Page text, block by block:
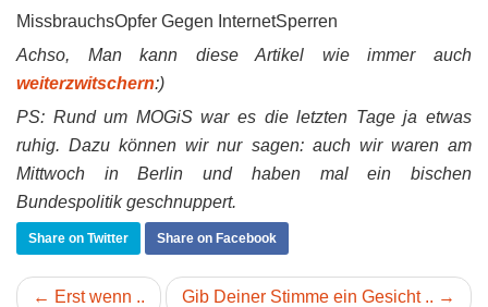
MissbrauchsOpfer Gegen InternetSperren
Achso, Man kann diese Artikel wie immer auch
weiterzwitschern:)
PS: Rund um MOGiS war es die letzten Tage ja etwas
ruhig. Dazu können wir nur sagen: auch wir waren am
Mittwoch in Berlin und haben mal ein bischen
Bundespolitik geschnuppert.
Share on Twitter Share on Facebook
← Erst wenn .. Gib Deiner Stimme ein Gesicht .. →